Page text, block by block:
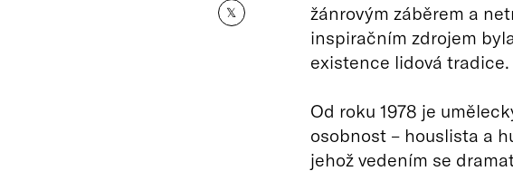
𝕏
žánrovým záběrem a
inspiračním zdrojem
existence lidová tradice.
Od roku 1978 je
osobnost – houslista a
jehož vedením se